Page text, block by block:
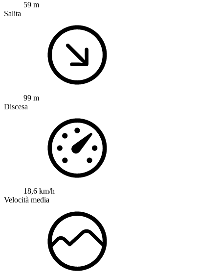
59 m
Salita
99 m
Discesa
18,6 km/h
Velocità media